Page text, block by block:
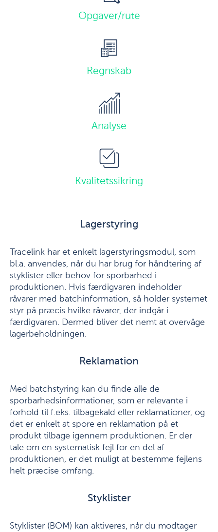
Opgaver/rute
Regnskab
Analyse
Kvalitetssikring
Lagerstyring
Tracelink har et enkelt lagerstyringsmodul, som
bl.a. anvendes, når du har brug for håndtering af
styklister eller behov for sporbarhed i
produktionen. Hvis færdigvaren indeholder
råvarer med batchinformation, så holder systemet
styr på præcis hvilke råvarer, der indgår i
færdigvaren. Dermed bliver det nemt at overvåge
lagerbeholdningen.
Reklamation
Med batchstyring kan du finde alle de
sporbarhedsinformationer, som er relevante i
forhold til f.eks. tilbagekald eller reklamationer, og
det er enkelt at spore en reklamation på et
produkt tilbage igennem produktionen. Er der
tale om en systematisk fejl for en del af
produktionen, er det muligt at bestemme fejlens
helt præcise omfang.
Styklister
Styklister (BOM) kan aktiveres, når du modtager